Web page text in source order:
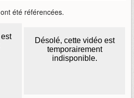
ont été référencées.